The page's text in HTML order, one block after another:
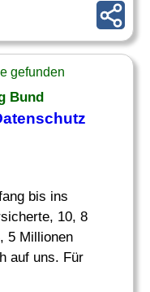
gefunden
Bund
bis ins
10, 8
5 Millionen
auf uns. Für